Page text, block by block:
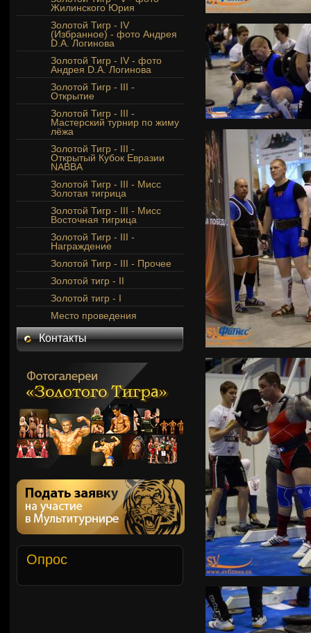
Жилинского Юрия
Золотой Тигр - IV
(Избранное) - фото Андрея
D.A. Логинова
Золотой Тигр - IV - фото
Андрея D.A. Логинова
Золотой Тигр - III -
Открытие
Золотой Тигр - III -
Мастерский турнир по жиму
лёжа
Золотой Тигр - III -
Открытый Кубок Евразии
NABBA
Золотой Тигр - III - Мисс
Золотая тигрица
Золотой Тигр - III - Мисс
Восточная тигрица
Золотой Тигр - III -
Награждение
Золотой Тигр - III - Прочее
Золотой тигр - II
Золотой тигр - I
Место проведения
Контакты
Опрос